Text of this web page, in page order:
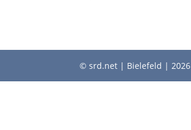
© srd.net | Bielefeld | 2026